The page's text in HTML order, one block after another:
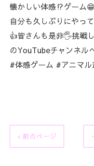
懐かしい体感⁉️ゲーム
自分も久しぶりにやっ
👍皆さんも是非🖐️挑戦
のYouTubeチャンネル
#体感ゲーム #アニマ
< 前のページ